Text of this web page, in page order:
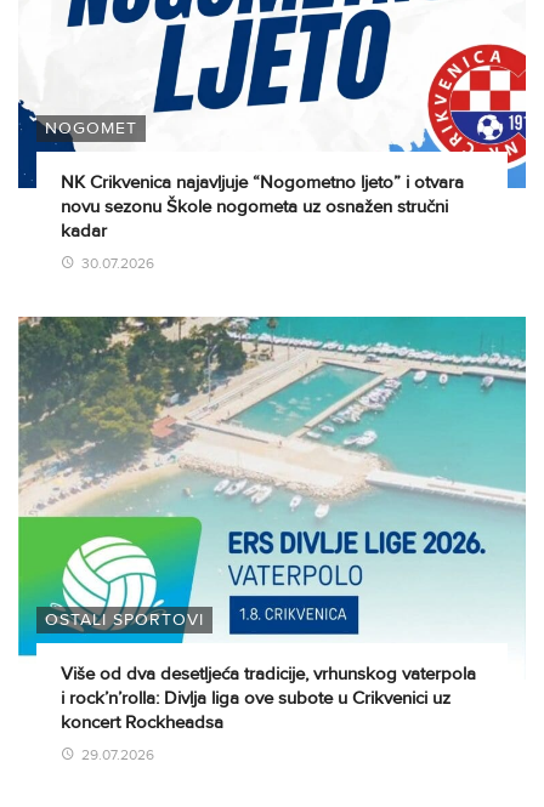
NOGOMET
NK Crikvenica najavljuje “Nogometno ljeto” i otvara
novu sezonu Škole nogometa uz osnažen stručni
kadar
30.07.2026
OSTALI SPORTOVI
Više od dva desetljeća tradicije, vrhunskog vaterpola
i rock’n’rolla: Divlja liga ove subote u Crikvenici uz
koncert Rockheadsa
29.07.2026